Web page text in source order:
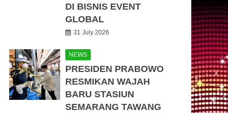
DI BISNIS EVENT
GLOBAL
31 July 2026
NEWS
PRESIDEN PRABOWO
RESMIKAN WAJAH
BARU STASIUN
SEMARANG TAWANG